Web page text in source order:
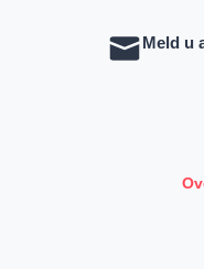
Meld u